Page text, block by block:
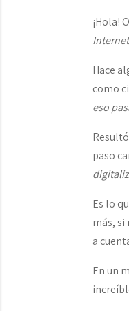
¡Hola!
Internet
Hace
como
eso
paso
Es lo
más,
a
En un